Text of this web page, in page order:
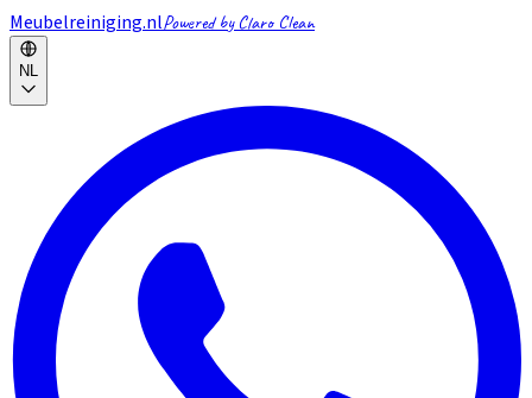
Meubelreiniging.nlPowered by Claro Clean
NL